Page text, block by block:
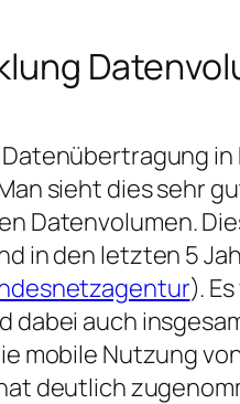
sieht dies sehr
Datenvolumen.
in den letzten 5
).
dabei auch
mobile Nutzung
deutlich